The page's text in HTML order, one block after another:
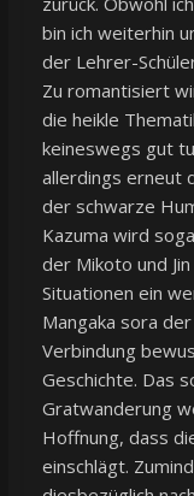
bin ich weiterhin
der Lehrer-
Zu romantisiert
die heikle
keineswegs gut
allerdings erneut
der schwarze
Kazuma wird
der Mikoto und
Situationen ein
Mangaka sora
Verbindung
Geschichte. Das
Gratwanderung
Hoffnung, dass
einschlägt.